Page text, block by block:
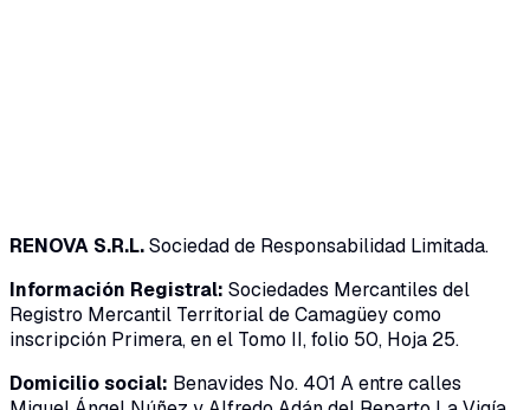
RENOVA S.R.L.Sociedad de Responsabilidad Limitada.
Información Registral: Sociedades Mercantiles del
Registro Mercantil Territorial de Camagüey como
inscripción Primera, en el Tomo II, folio 50, Hoja 25.
Domicilio social: Benavides No. 401 A entre calles